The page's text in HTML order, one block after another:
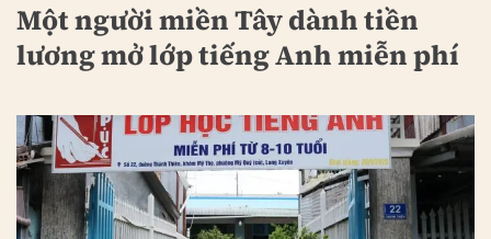
Một người miền Tây dành tiền
lương mở lớp tiếng Anh miễn phí